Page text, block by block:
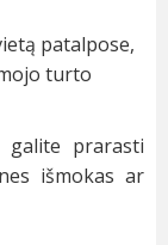
patalpose,
turto
galite prarasti
išmokas ar